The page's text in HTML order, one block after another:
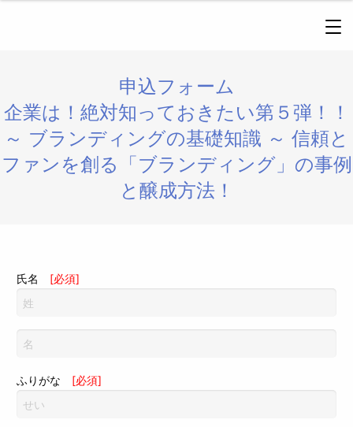
申込フォーム
企業は！絶対知っておきたい第５弾！！
～ ブランディングの基礎知識 ～ 信頼と
ファンを創る「ブランディング」の事例
と醸成方法！
氏名 [必須]
ふりがな [必須]